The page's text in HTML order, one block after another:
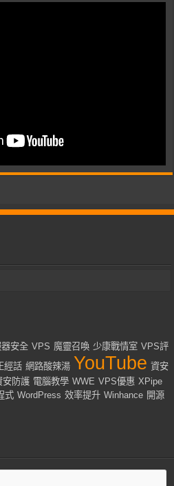
安全 VPS 魔靈召喚 少康戰情室 VPS評
經話 網路酸辣湯 YouTube 資安
安防護 電腦教學 WWE VPS優惠 XPipe
式 WordPress 效率提升 Winhance 開源